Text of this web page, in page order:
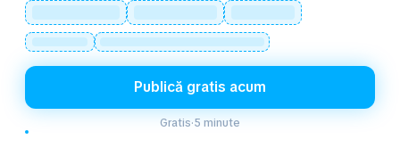
Publică gratis acum
Gratis·5 minute